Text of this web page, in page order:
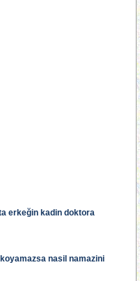
erkeğin kadin doktora
nasil namazini